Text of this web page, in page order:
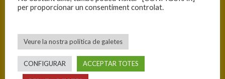
per proporcionar un consentiment controlat.
Veure la nostra política de galetes
CONFIGURAR ACCEPTAR TOTES